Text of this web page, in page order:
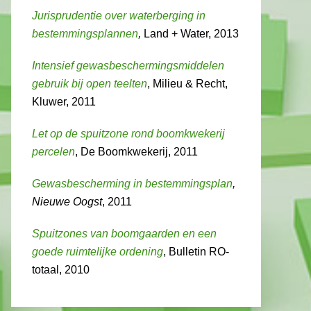
Jurisprudentie over waterberging in
bestemmingsplannen, Land + Water, 2013
Intensief gewasbeschermingsmiddelen
gebruik bij open teelten, Milieu & Recht,
Kluwer, 2011
Let op de spuitzone rond boomkwekerij
percelen, De Boomkwekerij, 2011
Gewasbescherming in bestemmingsplan,
Nieuwe Oogst, 2011
Spuitzones van boomgaarden en een
goede ruimtelijke ordening, Bulletin RO-
totaal, 2010